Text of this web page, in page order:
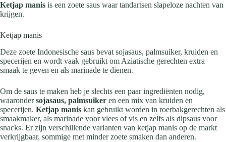
Ketjap manis is een zoete saus waar tandartsen slapeloze nachten van
krijgen.
Ketjap manis
Deze zoete Indonesische saus bevat sojasaus, palmsuiker, kruiden en
specerijen en wordt vaak gebruikt om Aziatische gerechten extra
smaak te geven en als marinade te dienen.
Om de saus te maken heb je slechts een paar ingrediënten nodig,
waarondersojasaus, palmsuiker en een mix van kruiden en
specerijen. Ketjap manis kan gebruikt worden in roerbakgerechten als
smaakmaker, als marinade voor vlees of vis en zelfs als dipsaus voor
snacks. Er zijn verschillende varianten van ketjap manis op de markt
verkrijgbaar, sommige met minder zoete smaken dan anderen.